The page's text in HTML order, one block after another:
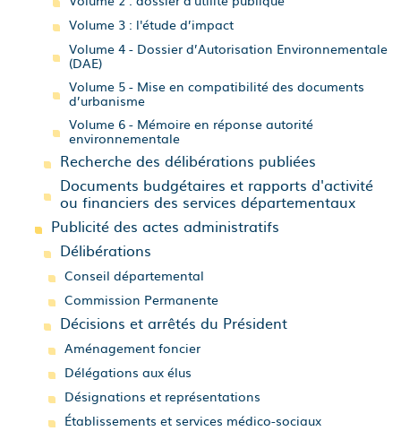
Volume 3 : l'étude d’impact
Volume 4 - Dossier d’Autorisation Environnementale
(DAE)
Volume 5 - Mise en compatibilité des documents
d’urbanisme
Volume 6 - Mémoire en réponse autorité
environnementale
Recherche des délibérations publiées
Documents budgétaires et rapports d'activité
ou financiers des services départementaux
Publicité des actes administratifs
Délibérations
Conseil départemental
Commission Permanente
Décisions et arrêtés du Président
Aménagement foncier
Délégations aux élus
Désignations et représentations
Établissements et services médico-sociaux